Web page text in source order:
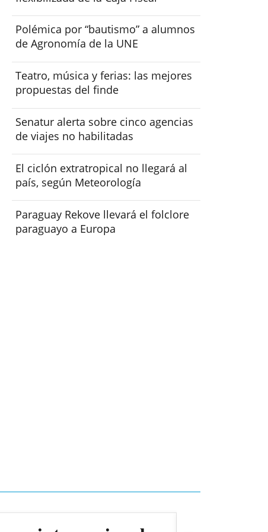
Polémica por “bautismo” a alumnos
de Agronomía de la UNE
Teatro, música y ferias: las mejores
propuestas del finde
Senatur alerta sobre cinco agencias
de viajes no habilitadas
El ciclón extratropical no llegará al
país, según Meteorología
Paraguay Rekove llevará el folclore
paraguayo a Europa